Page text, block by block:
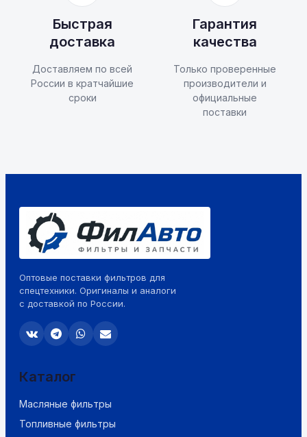
Быстрая
доставка
Доставляем по всей
России в кратчайшие
сроки
Гарантия
качества
Только проверенные
производители и
официальные
поставки
Оптовые поставки фильтров для
спецтехники. Оригиналы и аналоги
с доставкой по России.
Каталог
Масляные фильтры
Топливные фильтры